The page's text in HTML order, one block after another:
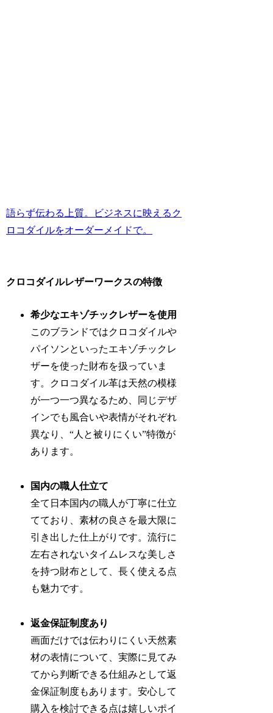
語らず伝わる上質。ビジネスに映えるク
ロコダイルをオーダーメイドで。
クロコダイルレザーワークスの特徴
希少なエキゾチックレザーを使用
このブランドではクロコダイルや
パイソンといったエキゾチックレ
ザーを使った財布を扱っていま
す。クロコダイル革は天然の模様
が一つ一つ異なるため、同じデザ
インでも風合いや表情がそれぞれ
異なり、“人と被りにくい”特徴が
あります。
国内の職人仕立て
全て日本国内の職人が丁寧に仕立
てており、素材の良さを最大限に
引き出した仕上がりです。流行に
左右されないタイムレスな美しさ
を持つ財布として、長く使える点
も魅力です。
返金保証制度あり
画面だけでは伝わりにくい天然素
材の表情について、実際に見てみ
てから判断できる仕組みとして返
金保証制度もあります。安心して
購入を検討できる点は嬉しいポイ